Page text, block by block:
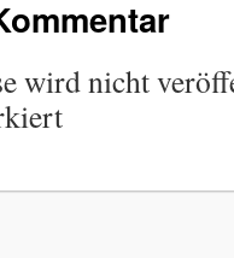
wird nicht